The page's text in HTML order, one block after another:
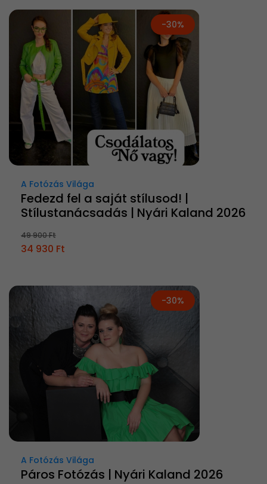
-30%
A Fotózás Világa
Fedezd fel a saját stílusod! |
Stílustanácsadás | Nyári Kaland 2026
49 900 Ft
34 930 Ft
-30%
A Fotózás Világa
Páros Fotózás | Nyári Kaland 2026